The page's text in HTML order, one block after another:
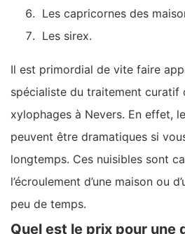
Les capricornes des
Les sirex.
Il est primordial de vite faire
spécialiste du traitement curatif
xylophages à Nevers. En effet,
peuvent être dramatiques si
longtemps. Ces nuisibles sont
l’écroulement d’une maison ou
peu de temps.
Quel est le prix pour une